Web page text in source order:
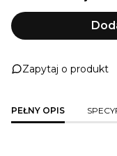
Zapytaj o produkt
PEŁNY OPIS